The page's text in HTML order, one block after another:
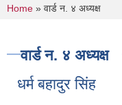
You are here
Home » वार्ड न. ४ अध्यक्ष
वार्ड न. ४ अध्यक्ष
धर्म बहादुर सिंह